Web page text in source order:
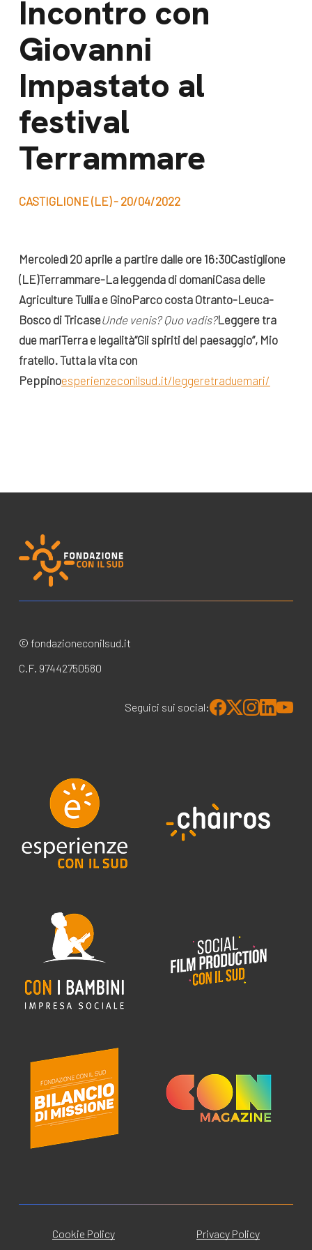
Incontro con
Giovanni
Impastato al
festival
Terrammare
CASTIGLIONE (LE) - 20/04/2022
Mercoledì 20 aprile a partire dalle ore 16:30Castiglione
(LE)Terrammare-La leggenda di domaniCasa delle
Agriculture Tullia e GinoParco costa Otranto-Leuca-
Bosco di TricaseUnde venis? Quo vadis?Leggere tra
due mariTerra e legalità“Gli spiriti del paesaggio”, Mio
fratello. Tutta la vita con
Peppinoesperienzeconilsud.it/leggeretraduemari/
© fondazioneconilsud.it
C.F. 97442750580
Seguici sui social:
Cookie Policy Privacy Policy
Lavora con noi
Bilancio di
missione
News e
appuntamenti
News
Appuntamenti
dal Sud
Libri e
pubblicazioni
Videomagazine
Seguici sui social: